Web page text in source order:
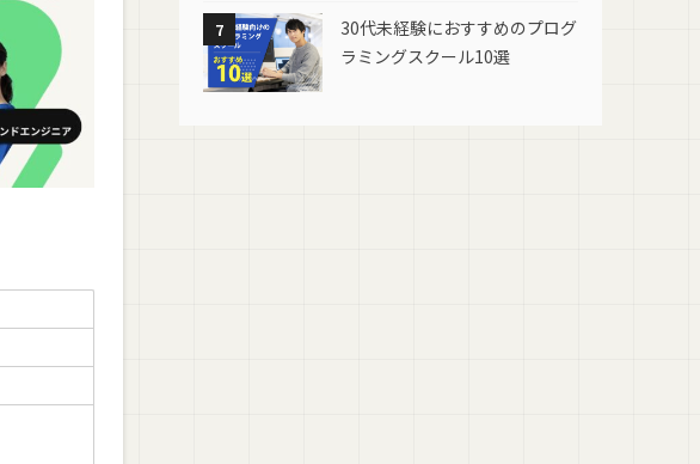
7
30代未経験におすすめのプログ
ラミングスクール10選